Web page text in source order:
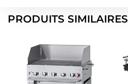
Tray
PRODUITS SIMILAIRES